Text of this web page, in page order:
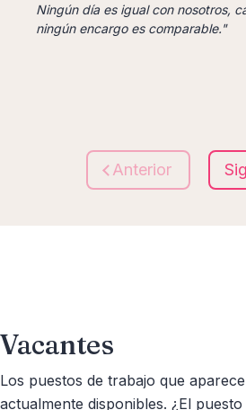
Ningún día es igual con nosotros,
ningún encargo es comparable."
Anterior
Vacantes
Los puestos de trabajo que
actualmente disponibles. ¿El